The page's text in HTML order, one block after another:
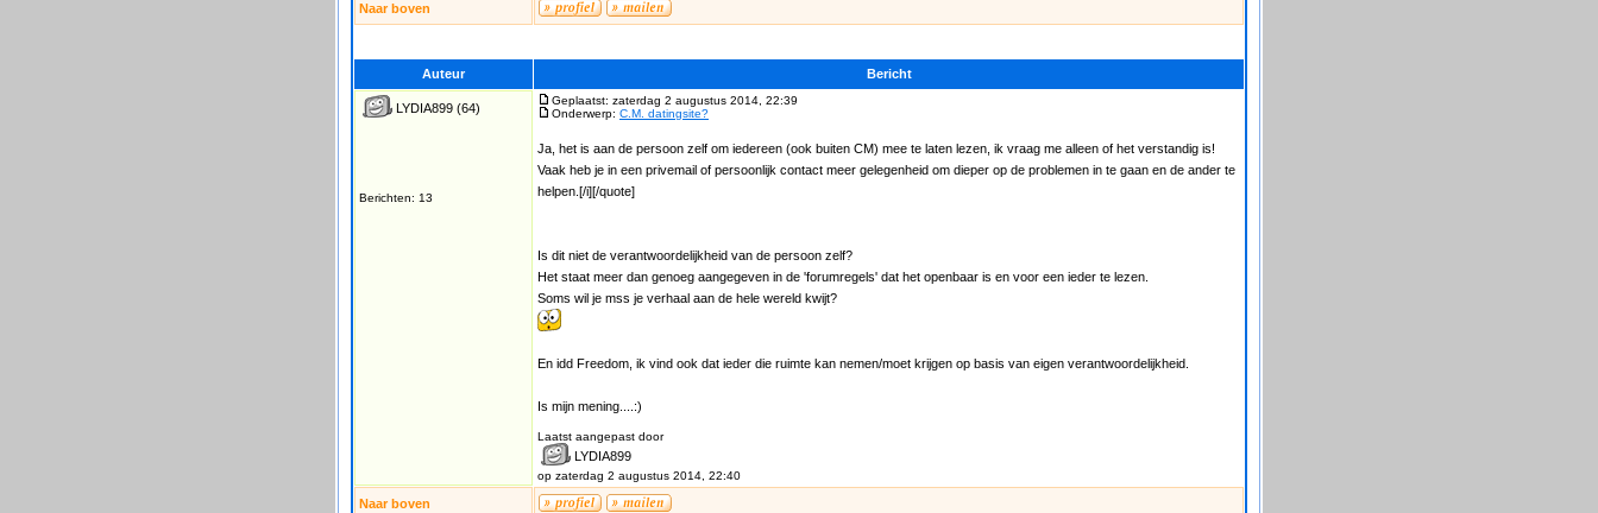
Naar boven
Auteur Bericht
LYDIA899 (64)
Berichten: 13
Geplaatst: zaterdag 2 augustus 2014, 22:39
Onderwerp: C.M. datingsite?
Ja, het is aan de persoon zelf om iedereen (ook buiten CM) mee te laten lezen, ik vraag me alleen of het verstandig is!
Vaak heb je in een privemail of persoonlijk contact meer gelegenheid om dieper op de problemen in te gaan en de ander te
helpen.[/i][/quote]
Is dit niet de verantwoordelijkheid van de persoon zelf?
Het staat meer dan genoeg aangegeven in de 'forumregels' dat het openbaar is en voor een ieder te lezen.
Soms wil je mss je verhaal aan de hele wereld kwijt?
En idd Freedom, ik vind ook dat ieder die ruimte kan nemen/moet krijgen op basis van eigen verantwoordelijkheid.
Is mijn mening....:)
Laatst aangepast door
LYDIA899
op zaterdag 2 augustus 2014, 22:40
Naar boven